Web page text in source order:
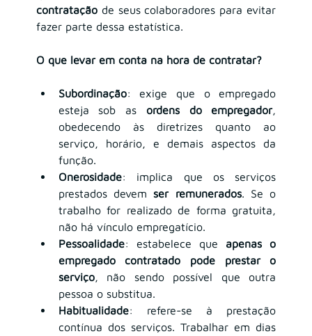
contratação de seus colaboradores para evitar
fazer parte dessa estatística.
O que levar em conta na hora de contratar?
Subordinação: exige que o empregado
esteja sob as ordens do empregador,
obedecendo às diretrizes quanto ao
serviço, horário, e demais aspectos da
função.
Onerosidade: implica que os serviços
prestados devem ser remunerados. Se o
trabalho for realizado de forma gratuita,
não há vínculo empregatício.
Pessoalidade: estabelece que apenas o
empregado contratado pode prestar o
serviço, não sendo possível que outra
pessoa o substitua.
Habitualidade: refere-se à prestação
contínua dos serviços. Trabalhar em dias